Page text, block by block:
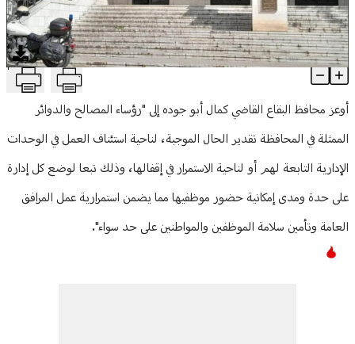
ثقافة ومجتمع
منوعات
هل يستمر اقفال الدوائر الرسمية في البقاع؟ T
Article Content
أوعز محافظ البقاع القاضي كمال أبو جوده إلى "رؤساء المصالح والدوائر
الممثلة في المحافظة تقدير الحال الموجبة، لناحية استئناف العمل في الوحدات
الإدارية التابعة لهم أو لناحية الاستمرار في إقفالها، وذلك تبعا لوضع كل إدارة
على حدة ومدى إمكانية حضور موظفيها مما يضمن استمرارية عمل المرافق
العامة وتأمين سلامة الموظفين والمواطنين على حد سواء".